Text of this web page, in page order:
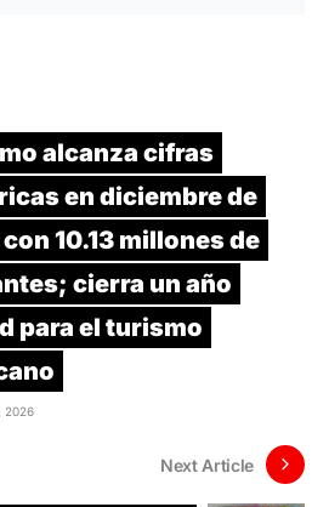
alcanza cifras
en diciembre de
10.13 millones de
cierra un año
para el turismo
2026
Next Article